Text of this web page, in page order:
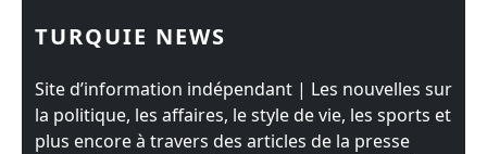
TURQUIE NEWS
Site d’information indépendant | Les nouvelles sur
la politique, les affaires, le style de vie, les sports et
plus encore à travers des articles de la presse